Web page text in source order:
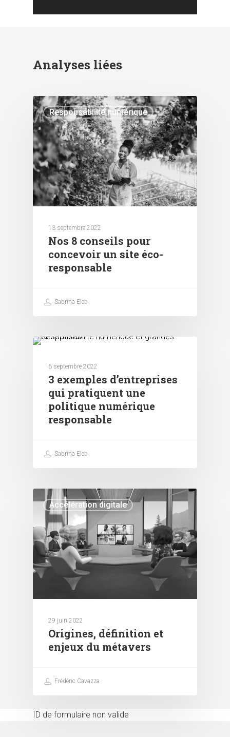
Analyses liées
Responsabilité numérique
13 septembre 2022
Nos 8 conseils pour
concevoir un site éco-
responsable
Sabrina Eleb
6 septembre 2022
3 exemples d’entreprises
qui pratiquent une
politique numérique
responsable
Sabrina Eleb
Accélération digitale
29 juin 2022
Origines, définition et
enjeux du métavers
Frédéric Cavazza
ID de formulaire non valide